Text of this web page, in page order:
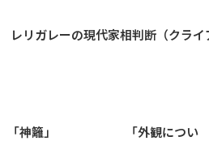
リガレーの現代家相判断（クライ
「神籬」
「外観につい